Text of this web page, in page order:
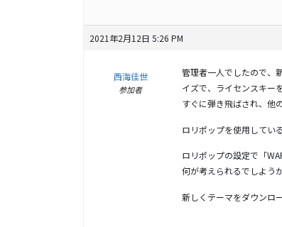
2021年2月12日 5:26 PM
西海佳世
参加者
管理者一人でしたので、
イズで、ライセンスキー
すぐに弾き飛ばされ、他
ロリポップを使用している
ロリポップの設定で「
何が考えられるでしようか
新しくテーマをダウンロ